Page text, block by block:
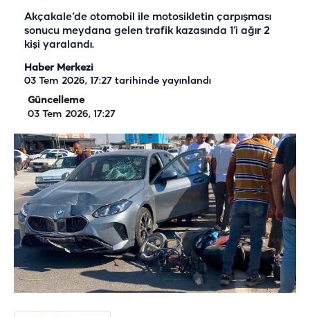
Akçakale’de otomobil ile motosikletin çarpışması
sonucu meydana gelen trafik kazasında 1’i ağır 2
kişi yaralandı.
Haber Merkezi
03 Tem 2026, 17:27 tarihinde yayınlandı
Güncelleme
03 Tem 2026, 17:27